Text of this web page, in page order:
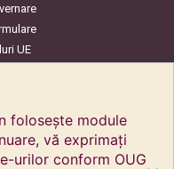
UE
folosește module
vă exprimați
urilor conform OUG